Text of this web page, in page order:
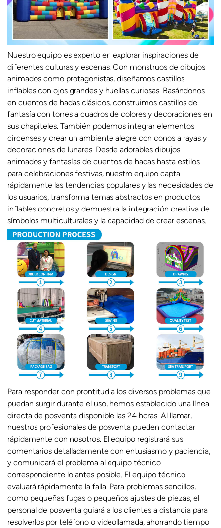
Nuestro equipo es experto en explorar inspiraciones de
diferentes culturas y escenas. Con monstruos de dibujos
animados como protagonistas, diseñamos castillos
inflables con ojos grandes y huellas curiosas. Basándonos
en cuentos de hadas clásicos, construimos castillos de
fantasía con torres a cuadros de colores y decoraciones en
sus chapiteles. También podemos integrar elementos
circenses y crear un ambiente alegre con conos a rayas y
decoraciones de lunares. Desde adorables dibujos
animados y fantasías de cuentos de hadas hasta estilos
para celebraciones festivas, nuestro equipo capta
rápidamente las tendencias populares y las necesidades de
los usuarios, transforma temas abstractos en productos
inflables concretos y demuestra la integración creativa de
símbolos multiculturales y la capacidad de crear escenas.
Para responder con prontitud a los diversos problemas que
puedan surgir durante el uso, hemos establecido una línea
directa de posventa disponible las 24 horas. Al llamar,
nuestros profesionales de posventa pueden contactar
rápidamente con nosotros. El equipo registrará sus
comentarios detalladamente con entusiasmo y paciencia,
y comunicará el problema al equipo técnico
correspondiente lo antes posible. El equipo técnico
evaluará rápidamente la falla. Para problemas sencillos,
como pequeñas fugas o pequeños ajustes de piezas, el
personal de posventa guiará a los clientes a distancia para
resolverlos por teléfono o videollamada, ahorrando tiempo